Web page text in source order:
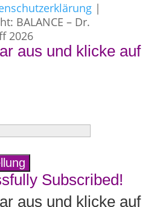
|
BALANCE – Dr.
2026
aus und klicke auf
Subscribed!
aus und klicke auf